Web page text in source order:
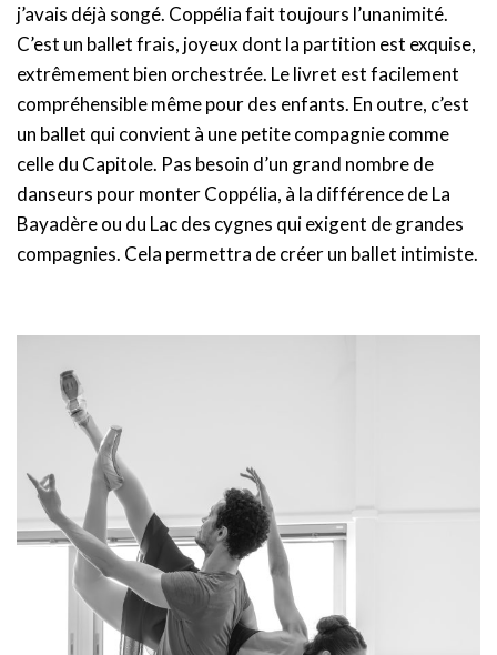
j’avais déjà songé. Coppélia fait toujours l’unanimité.
C’est un ballet frais, joyeux dont la partition est exquise,
extrêmement bien orchestrée. Le livret est facilement
compréhensible même pour des enfants. En outre, c’est
un ballet qui convient à une petite compagnie comme
celle du Capitole. Pas besoin d’un grand nombre de
danseurs pour monter Coppélia, à la différence de La
Bayadère ou du Lac des cygnes qui exigent de grandes
compagnies. Cela permettra de créer un ballet intimiste.